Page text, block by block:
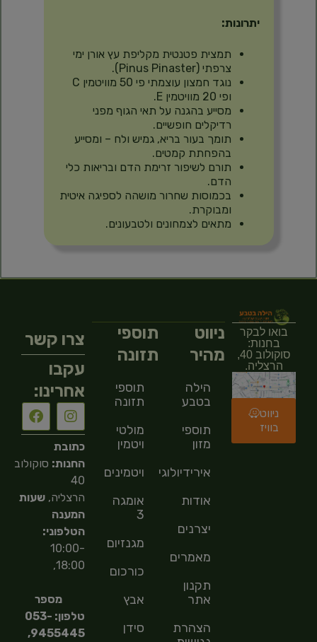
יתרונות:
תמצית פטנטית מקליפת עץ אורן ימי
צרפתי (Pinus Pinaster).
נוגד חמצון עוצמתי פי 50 מוויטמין C
ופי 20 מוויטמין E.
מסייע בהגנה על תאי הגוף מפני
רדיקלים חופשיים.
תומך בעור בריא, גמיש ולח – ומסייע
בהפחתת קמטים.
תורם לשיפור זרימת הדם ובריאות כלי
הדם.
בכמוסות שחרור מושהה לספיגה איטית
ומבוקרת.
מתאים לצמחונים ולטבעונים.
בואו לבקר
בחנות:
סוקולוב 40,
הרצליה.
ניווט
בוויז
ניווט
מהיר
הילה
בטבע
תוספי
מזון
אירידיולוגיה
אודות
יצרנים
מאמרים
תקנון
אתר
הצהרת
תוספי
תזונה
תוספי
תזונה
מולטי
ויטמין
ויטמינים
אומגה
3
מגנזיום
כורכום
אבץ
סידן
צרו קשר
עקבו
אחרינו:
כתובת
החנות: סוקולוב
40
הרצליה,שעות
המענה
הטלפוני:
10:00-
18:00,
מספר
טלפון: 053-
9455445,